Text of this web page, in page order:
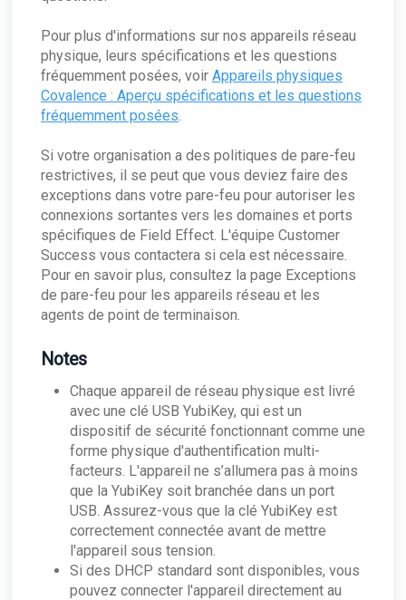
Okta
Zendesk
Contacts en cas d'escalade
Contacts en cas d'escalade
Gestion des utilisateurs
Inviter des Utilisateurs
Modification des autorisations utilisateur
Authentification unique (SSO)
Gestion des données
La page de gestion des données
Syslogs et Field Effect MDR
Surveillance de l'informatique en nuage et
intégrations
Gestion des antivirus : Vue d'ensemble
Activation de la gestion de l'antivirus
Soutien
Téléchargement de fichiers sur le portail MDR
Pour plus d'informations sur nos appareils réseau
physique, leurs spécifications et les questions
fréquemment posées, voir Appareils physiques
Covalence : Aperçu spécifications et les questions
fréquemment posées
Si votre organisation a des politiques de pare-feu
restrictives, il se peut que vous deviez faire des
exceptions dans votre pare-feu pour autoriser les
connexions sortantes vers les domaines et ports
spécifiques de Field Effect. L'équipe Customer
Success vous contactera si cela est nécessaire.
Pour en savoir plus, consultez la page Exceptions
de pare-feu pour les appareils réseau et les
agents de point de terminaison.
Notes
Chaque appareil de réseau physique est livré
avec une clé USB YubiKey, qui est un
dispositif de sécurité fonctionnant comme une
forme physique d'authentification multi-
facteurs. L'appareil ne s’allumera pas à moins
que la YubiKey soit branchée dans un port
USB. Assurez-vous que la clé YubiKey est
correctement connectée avant de mettre
l'appareil sous tension.
Si des DHCP standard sont disponibles, vous
pouvez connecter l'appareil directement au